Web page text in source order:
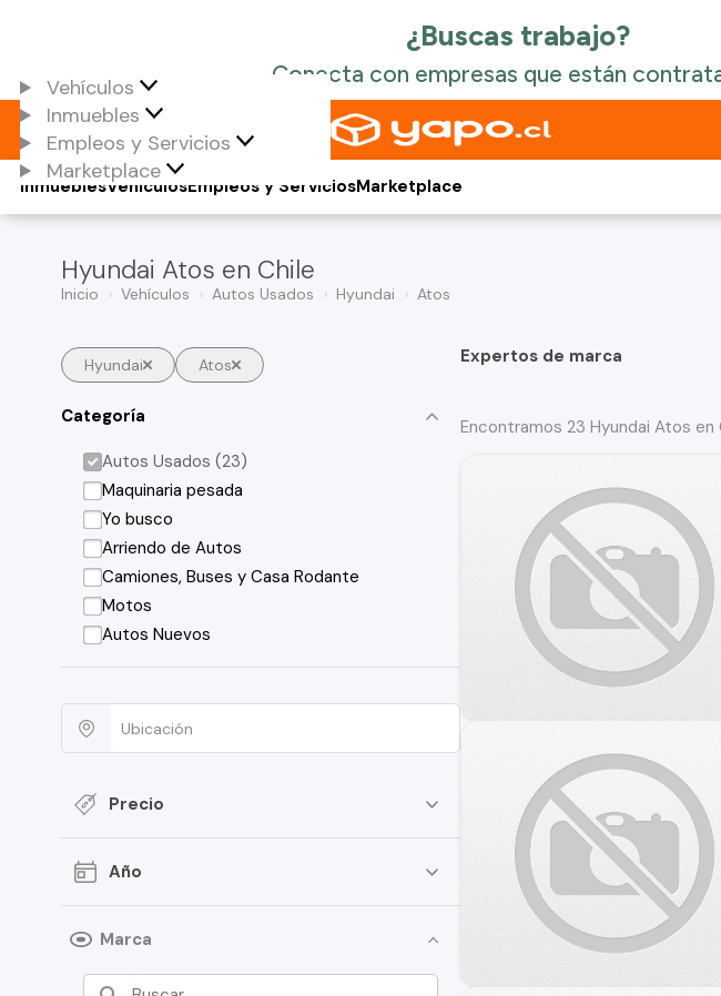
Vehículos
Inmuebles
Empleos y Servicios
Marketplace
Vehículos
Inmuebles Empleos y ServiciosMarketplace
Hyundai Atos en Chile
Inicio Vehículos Autos Usados Hyundai Atos
Hyundai Atos
Categoría
Autos Usados (23)
Maquinaria pesada
Yo busco
Arriendo de Autos
Camiones, Buses y Casa Rodante
Motos
Autos Nuevos
Precio
Año
Marca
Expertos de marca
Encontramos 23 Hyundai Atos en